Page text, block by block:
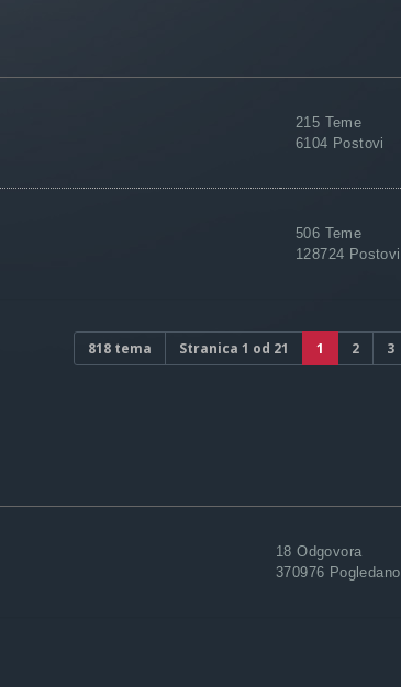
215 Teme
6104 Postovi
506 Teme
128724 Postovi
818 tema Stranica 1 od 21 1 2 3
18 Odgovora
370976 Pogledano